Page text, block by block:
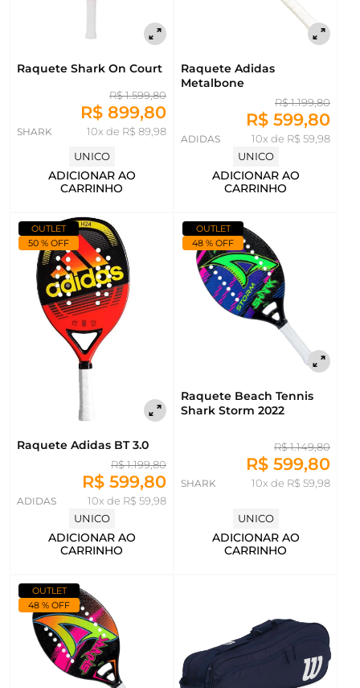
Raquete Shark On Court
R$ 1.599,80
R$ 899,80
10x de R$ 89,98
SHARK
UNICO
ADICIONAR AO
CARRINHO
Raquete Adidas
Metalbone
R$ 1.199,80
R$ 599,80
10x de R$ 59,98
ADIDAS
UNICO
ADICIONAR AO
CARRINHO
OUTLET
50 % OFF
Raquete Adidas BT 3.0
R$ 1.199,80
R$ 599,80
10x de R$ 59,98
ADIDAS
UNICO
ADICIONAR AO
CARRINHO
OUTLET
48 % OFF
Raquete Beach Tennis
Shark Storm 2022
R$ 1.149,80
R$ 599,80
10x de R$ 59,98
SHARK
UNICO
ADICIONAR AO
CARRINHO
OUTLET
48 % OFF